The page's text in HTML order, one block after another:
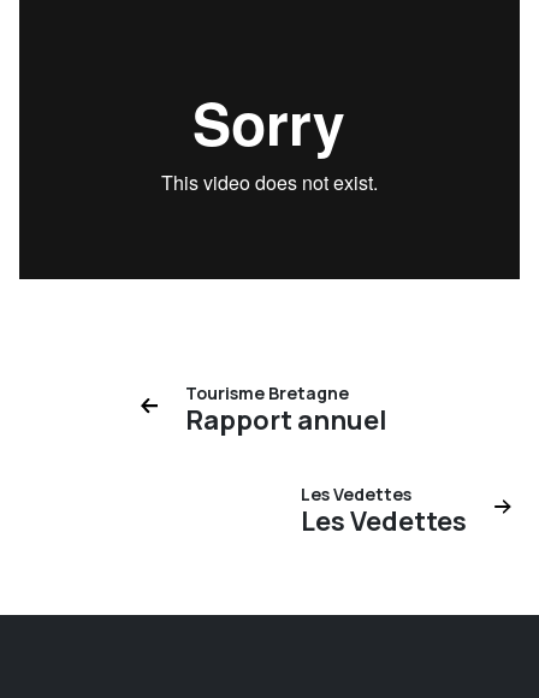
Tourisme Bretagne
Rapport annuel
Les Vedettes
Les Vedettes